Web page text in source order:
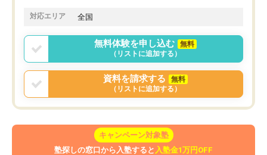
対応エリア 全国
無料体験を申し込む
無料
（リストに追加する）
資料を請求する
無料
（リストに追加する）
キャンペーン対象塾
塾探しの窓口から入塾すると 入塾金1万円OFF